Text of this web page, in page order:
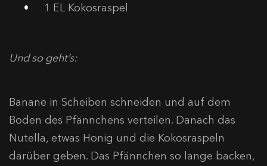
1 EL Kokosraspel
Und so geht’s:
Banane in Scheiben schneiden und auf dem
Boden des Pfännchens verteilen. Danach das
Nutella, etwas Honig und die Kokosraspeln
darüber geben. Das Pfännchen so lange backen,